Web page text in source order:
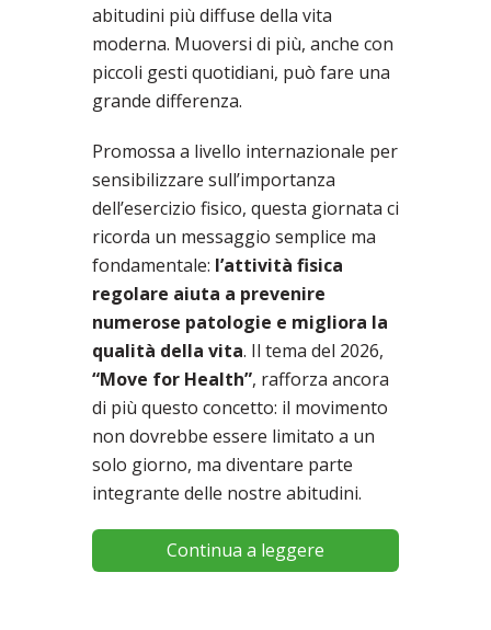
abitudini più diffuse della vita
moderna. Muoversi di più, anche con
piccoli gesti quotidiani, può fare una
grande differenza.
Promossa a livello internazionale per
sensibilizzare sull’importanza
dell’esercizio fisico, questa giornata ci
ricorda un messaggio semplice ma
fondamentale: l’attività fisica
regolare aiuta a prevenire
numerose patologie e migliora la
qualità della vita. Il tema del 2026,
“Move for Health”, rafforza ancora
di più questo concetto: il movimento
non dovrebbe essere limitato a un
solo giorno, ma diventare parte
integrante delle nostre abitudini.
Continua a leggere